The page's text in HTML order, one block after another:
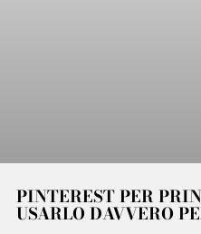
PINTEREST PER
USARLO DAVVERO